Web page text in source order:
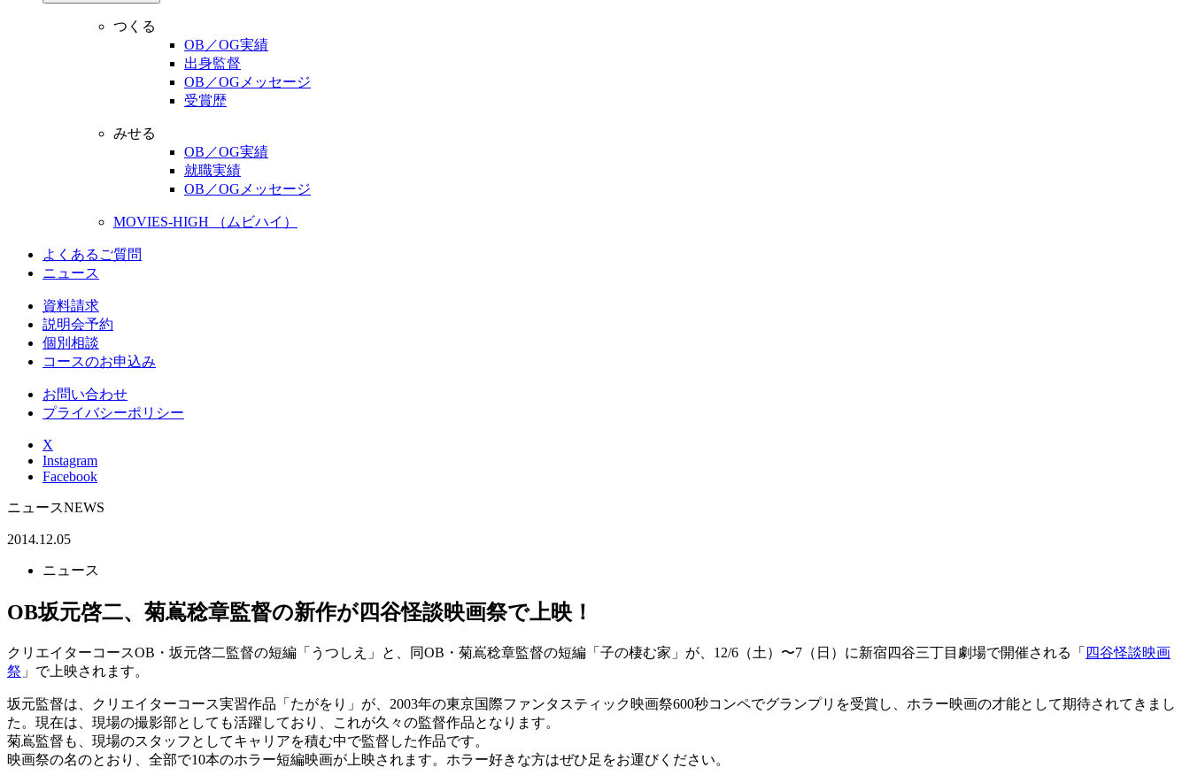
つくる
OB／OG実績
出身監督
OB／OGメッセージ
受賞歴
みせる
OB／OG実績
就職実績
OB／OGメッセージ
MOVIES-HIGH （ムビハイ）
よくあるご質問
ニュース
資料請求
説明会予約
個別相談
コースのお申込み
お問い合わせ
プライバシーポリシー
X
Instagram
Facebook
ニュースNEWS
2014.12.05
ニュース
OB坂元啓二、菊嶌稔章監督の新作が四谷怪談映画祭で上映！
クリエイターコースOB・坂元啓二監督の短編「うつしえ」と、同OB・菊嶌稔章監督の短編「子の棲む家」が、12/6（土）〜7（日）に新宿四谷三丁目劇場で開催される「 四谷怪談映画
祭 」で上映されます。
坂元監督は、クリエイターコース実習作品「たがをり」が、2003年の東京国際ファンタスティック映画祭600秒コンペでグランプリを受賞し、ホラー映画の才能として期待されてきまし
た。現在は、現場の撮影部としても活躍しており、これが久々の監督作品となります。
菊嶌監督も、現場のスタッフとしてキャリアを積む中で監督した作品です。
映画祭の名のとおり、全部で10本のホラー短編映画が上映されます。ホラー好きな方はぜひ足をお運びください。